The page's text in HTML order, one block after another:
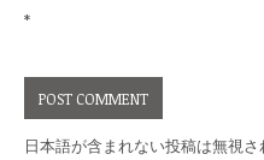
*
日本語が含まれない投稿は無視